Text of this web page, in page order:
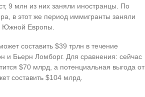
9 млн из них заняли иностранцы. По
в этот же период иммигранты заняли
Южной Европы.
составить $39 трлн в течение
и Бьерн Ломборг. Для сравнения: сейчас
$70 млрд, а потенциальная выгода от
составить $104 млрд.